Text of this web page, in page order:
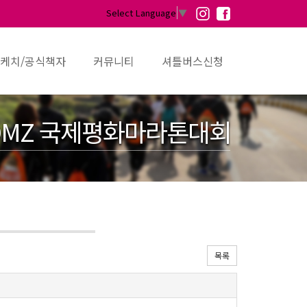
Select Language ▼
치/공식책자 커뮤니티 셔틀버스신청
국제평화마라톤대회
목록